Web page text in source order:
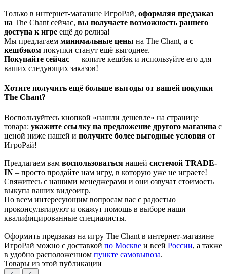
Только в интернет-магазине ИгроРай, оформляя предзаказ
на The Chant сейчас, вы получаете возможность раннего
доступа к игре ещё до релиза!
Мы предлагаем минимальные цены на The Chant, а с
кешбэком покупки станут ещё выгоднее.
Покупайте сейчас — копите кешбэк и используйте его для
ваших следующих заказов!
Хотите получить ещё больше выгоды от вашей покупки
The Chant?
Воспользуйтесь кнопкой «нашли дешевле» на странице
товара: укажите ссылку на предложение другого магазина с
ценой ниже нашей и получите более выгодные условия от
ИгроРай!
Предлагаем вам воспользоваться нашей системой TRADE-
IN – просто продайте нам игру, в которую уже не играете!
Свяжитесь с нашими менеджерами и они озвучат стоимость
выкупа ваших видеоигр.
По всем интересующим вопросам вас с радостью
проконсультируют и окажут помощь в выборе наши
квалифицированные специалисты.
Оформить предзаказ на игру The Chant в интернет-магазине
ИгроРай можно с доставкой по Москве и всей России, а также
в удобно расположенном пункте самовывоза.
Товары из этой публикации